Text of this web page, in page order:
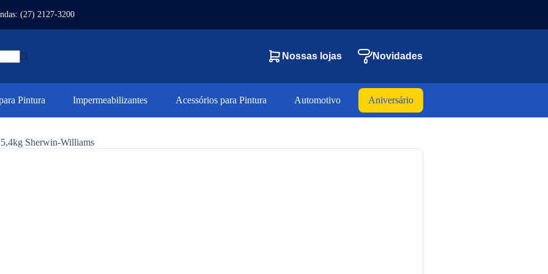
(27) 2127-3200
Nossas lojas Novidades
Pintura Impermeabilizantes Acessórios para Pintura Automotivo Aniversário
5,4kg Sherwin-Williams